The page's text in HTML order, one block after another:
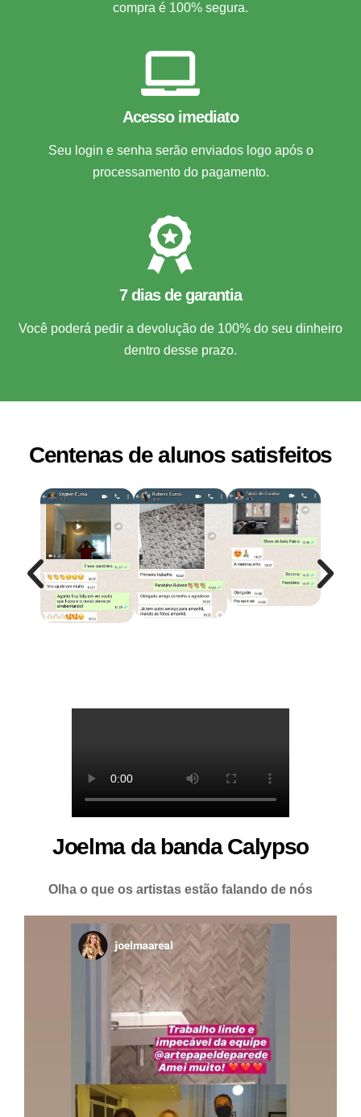
compra é 100% segura.
Acesso imediato
Seu login e senha serão enviados logo após o
processamento do pagamento.
7 dias de garantia
Você poderá pedir a devolução de 100% do seu dinheiro
dentro desse prazo.
Centenas de alunos satisfeitos
Joelma da banda Calypso
Olha o que os artistas estão falando de nós